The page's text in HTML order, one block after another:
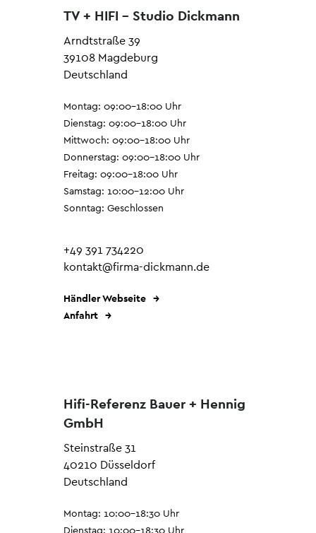
TV + HIFI - Studio Dickmann
Arndtstraße 39
39108 Magdeburg
Deutschland
Montag: 09:00–18:00 Uhr
Dienstag: 09:00–18:00 Uhr
Mittwoch: 09:00–18:00 Uhr
Donnerstag: 09:00–18:00 Uhr
Freitag: 09:00–18:00 Uhr
Samstag: 10:00–12:00 Uhr
Sonntag: Geschlossen
+49 391 734220
kontakt@firma-dickmann.de
Händler Webseite
Anfahrt
Hifi-Referenz Bauer + Hennig
GmbH
Steinstraße 31
40210 Düsseldorf
Deutschland
Montag: 10:00–18:30 Uhr
Dienstag: 10:00–18:30 Uhr